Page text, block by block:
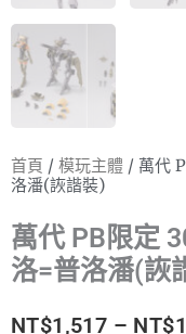
首頁 / 模玩主體 / 萬代
洛潘(詼諧裝)
萬代 PB限定
洛=普洛潘(詼
NT$1,517 – NT$